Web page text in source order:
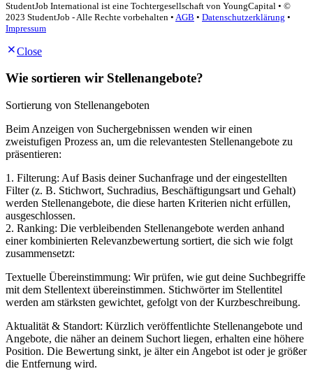
StudentJob International ist eine Tochtergesellschaft von YoungCapital • ©
2023 StudentJob - Alle Rechte vorbehalten • AGB • Datenschutzerklärung •
Impressum
Close
Wie sortieren wir Stellenangebote?
Sortierung von Stellenangeboten
Beim Anzeigen von Suchergebnissen wenden wir einen
zweistufigen Prozess an, um die relevantesten Stellenangebote zu
präsentieren:
1. Filterung: Auf Basis deiner Suchanfrage und der eingestellten
Filter (z. B. Stichwort, Suchradius, Beschäftigungsart und Gehalt)
werden Stellenangebote, die diese harten Kriterien nicht erfüllen,
ausgeschlossen.
2. Ranking: Die verbleibenden Stellenangebote werden anhand
einer kombinierten Relevanzbewertung sortiert, die sich wie folgt
zusammensetzt:
Textuelle Übereinstimmung: Wir prüfen, wie gut deine Suchbegriffe
mit dem Stellentext übereinstimmen. Stichwörter im Stellentitel
werden am stärksten gewichtet, gefolgt von der Kurzbeschreibung.
Aktualität & Standort: Kürzlich veröffentlichte Stellenangebote und
Angebote, die näher an deinem Suchort liegen, erhalten eine höhere
Position. Die Bewertung sinkt, je älter ein Angebot ist oder je größer
die Entfernung wird.